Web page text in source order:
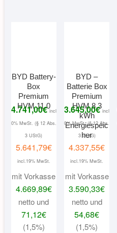
BYD Battery-
Box
Premium
HVM 11.0
4.741,00€ incl
0% MwSt. (§ 12 Abs.
3 UStG)
5.641,79€
incl.19% MwSt.
mit Vorkasse
4.669,89€
netto und
71,12€
(1,5%)
BYD –
Batterie Box
Premium
HVM 8.3
kWh
Energiespeic
her
3.645,00€ incl
0% MwSt. (§ 12 Abs.
3 UStG)
4.337,55€
incl.19% MwSt.
mit Vorkasse
3.590,33€
netto und
54,68€
(1,5%)